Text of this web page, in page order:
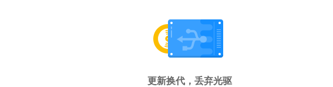
更新换代，丢弃光驱